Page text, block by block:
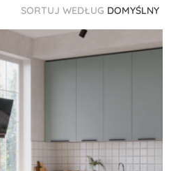
SORTUJ WEDŁUG DOMYŚLNY